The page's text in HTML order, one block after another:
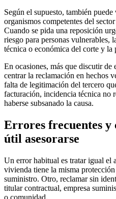
Según el supuesto, también puede
organismos competentes del
Cuando se pida una reposición
riesgo para personas vulnerables,
técnica o económica del corte y la
En ocasiones, más que discutir
centrar la reclamación en hechos
falta de legitimación del tercero
facturación, incidencia técnica no
haberse subsanado la causa.
Errores frecuentes y
útil asesorarse
Un error habitual es tratar igual el
vivienda tiene la misma
suministro. Otro, reclamar sin
titular contractual, empresa
o comunidad.